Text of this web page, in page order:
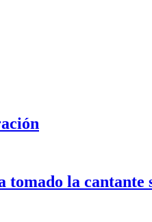
tomado la cantante